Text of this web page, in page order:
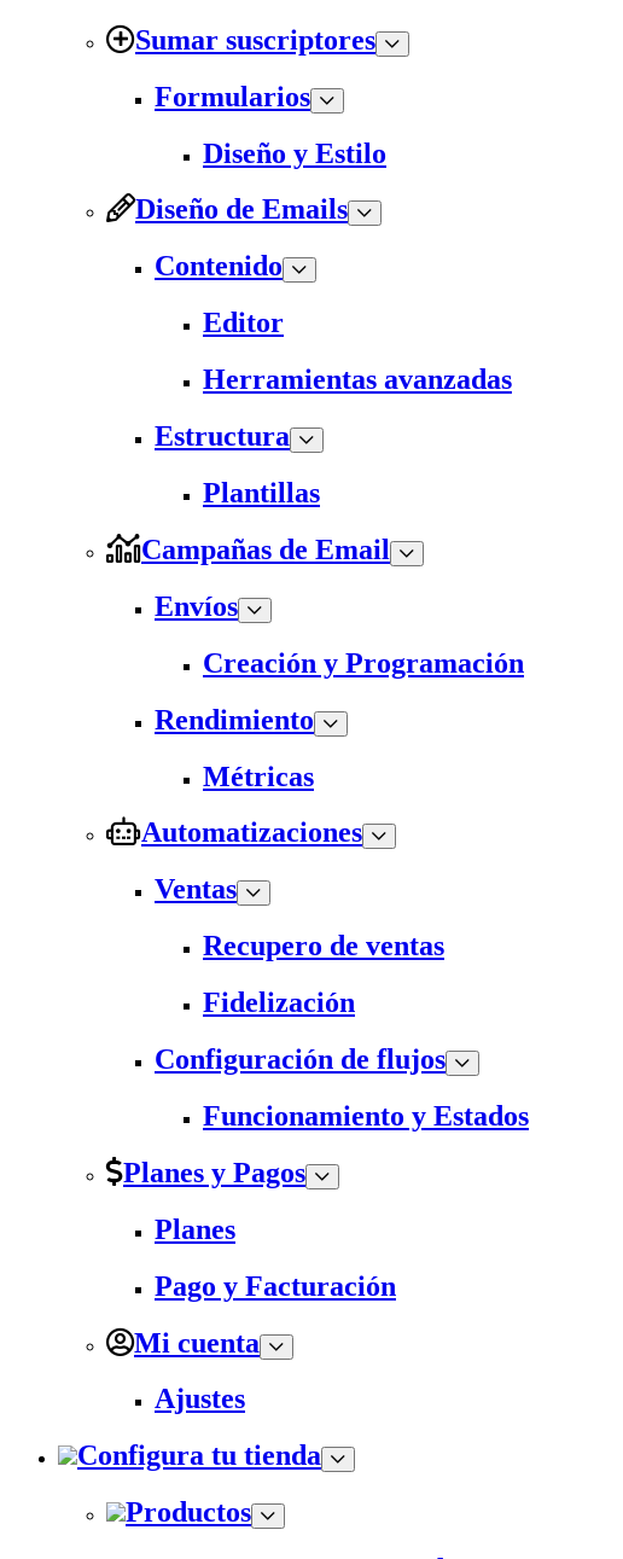
Sumar suscriptores
Formularios
Diseño y Estilo
Diseño de Emails
Contenido
Editor
Herramientas avanzadas
Estructura
Plantillas
Campañas de Email
Envíos
Creación y Programación
Rendimiento
Métricas
Automatizaciones
Ventas
Recupero de ventas
Fidelización
Configuración de flujos
Funcionamiento y Estados
Planes y Pagos
Planes
Pago y Facturación
Mi cuenta
Ajustes
Configura tu tienda
Productos